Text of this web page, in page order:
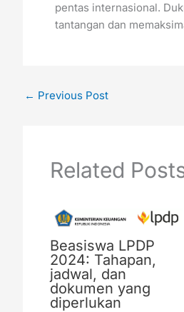
pentas internasional.
tantangan dan
← Previous Post
Related
Beasiswa LPDP
2024: Tahapan,
jadwal, dan
dokumen yang
diperlukan